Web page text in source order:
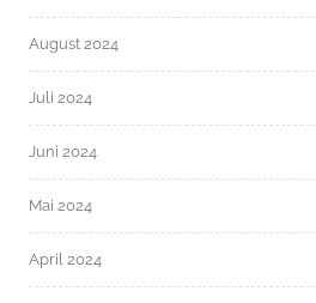
August 2024
Juli 2024
Juni 2024
Mai 2024
April 2024